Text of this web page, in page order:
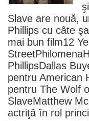
şi
Slave are nouă,
Phillips cu câte
mai bun film12
StreetPhilomena
PhillipsDallas
pentru American
pentru The Wolf
SlaveMatthew
actriţă în rol